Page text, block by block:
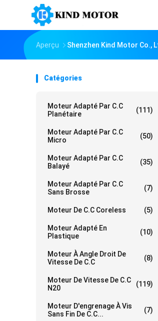
Aperçu Shenzhen Kind Motor Co.,
Catégories
Moteur Adapté Par C.C
Planétaire
(111)
Moteur Adapté Par C.C
Micro
(50)
Moteur Adapté Par C.C
Balayé
(35)
Moteur Adapté Par C.C
Sans Brosse
(7)
Moteur De C.C Coreless (5)
Moteur Adapté En
Plastique
(10)
Moteur À Angle Droit De
Vitesse De C.C
(8)
Moteur De Vitesse De C.C
N20
(119)
Moteur D'engrenage À Vis
Sans Fin De C.C...
(7)